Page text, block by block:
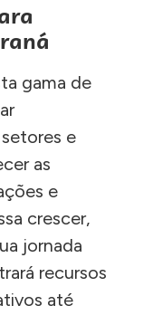
gama de
e
as
e
crescer,
jornada
recursos
até